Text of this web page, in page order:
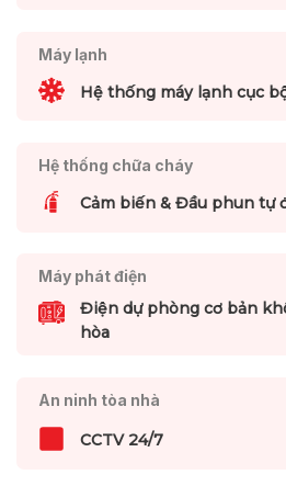
Máy lạnh
Hệ thống máy lạnh cục
Hệ thống chữa cháy
Cảm biến & Đầu phun tự
Máy phát điện
Điện dự phòng cơ bản
hòa
An ninh tòa nhà
CCTV 24/7